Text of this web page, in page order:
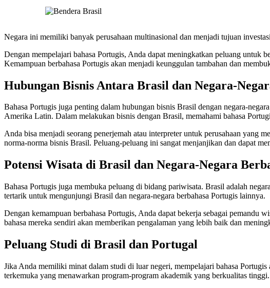
Negara ini memiliki banyak perusahaan multinasional dan menjadi tujuan
Dengan mempelajari bahasa Portugis, Anda dapat meningkatkan peluang untuk
Kemampuan berbahasa Portugis akan menjadi keunggulan tambahan dan
Hubungan Bisnis Antara Brasil dan Negara-
Bahasa Portugis juga penting dalam hubungan bisnis Brasil dengan negara-
Amerika Latin. Dalam melakukan bisnis dengan Brasil, memahami bahasa
Anda bisa menjadi seorang penerjemah atau interpreter untuk perusahaan yang
norma-norma bisnis Brasil. Peluang-peluang ini sangat menjanjikan dan dapat
Potensi Wisata di Brasil dan Negara-Negara
Bahasa Portugis juga membuka peluang di bidang pariwisata. Brasil adalah
tertarik untuk mengunjungi Brasil dan negara-negara berbahasa Portugis lainnya.
Dengan kemampuan berbahasa Portugis, Anda dapat bekerja sebagai
bahasa mereka sendiri akan memberikan pengalaman yang lebih baik dan
Peluang Studi di Brasil dan Portugal
Jika Anda memiliki minat dalam studi di luar negeri, mempelajari bahasa
terkemuka yang menawarkan program-program akademik yang berkualitas tinggi.